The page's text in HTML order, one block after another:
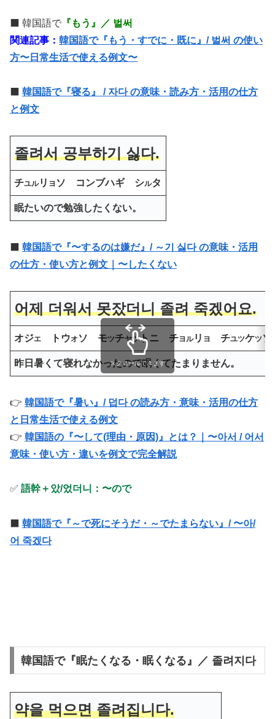
⬛️ 韓国語で 『もう』／ 벌써
関連記事： 韓国語で『もう・すでに・既に』/ 벌써 の使い
方〜日常生活で使える例文〜
韓国語で『寝る』 / 자다 の意味・読み方・活用の仕方
と例文
졸려서 공부하기 싫다.
チユルリ ヨ ソ コンブハギ シルタ
眠たいので勉強したくない。
韓国語で『〜するのは嫌だ』/ ～기 싫다 の意味・活用
の仕方・使い方と例文｜〜したくない
어제 더워서 못잤더니 졸려 죽겠어요.
オジエ トウオ ソ モツチヤツトニ チヨ ルリ ヨ チユツケツ ソ
昨日暑くて寝れなかったので眠くてたまりません。
スクロールできます
👉 韓国語で『暑い』/ 덥다 の読み方・意味・活用の仕方
と日常生活で使える例文
👉 韓国語の『〜して(理由・原因)』とは？｜〜아서 / 어서
意味・使い方・違いを例文で完全解説
✅ 語幹＋았/었더니： 〜ので
韓国語で『～で死にそうだ・～でたまらない』/ 〜아/
어 죽겠다
韓国語で『眠たくなる・眠くなる』／ 졸려지다
약을 먹으면 졸려집니다.